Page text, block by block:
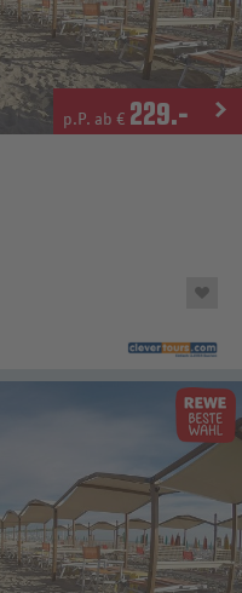
p.P. ab € 229.-